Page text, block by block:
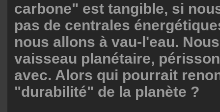
carbone" est tangible, si
pas de centrales
nous allons à vau-l'eau.
vaisseau planétaire,
avec. Alors qui pourrait
"durabilité" de la planète ?